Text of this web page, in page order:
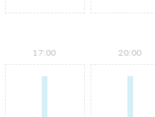
17:00 20:00